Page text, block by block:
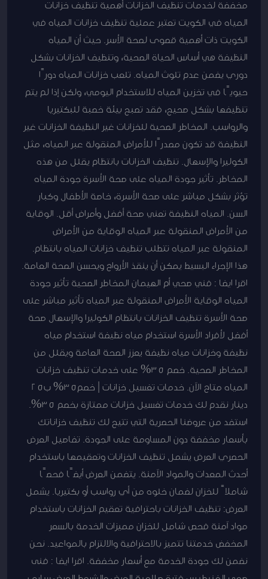
مخفضة لخدمات تنظيف الخزانات أهمية تنظيف خزانات
المياه في الكويت تعتبر عملية تنظيف خزانات المياه في
الكويت ذات أهمية قصوى لصحة الأسر. حيث أن المياه
النظيفة هي أساس الحياة الصحية، وتنظيف الخزانات بشكل
دوري يضمن عدم تلوث المياه. تلعب خزانات المياه دورًا
حيويًا في تخزين المياه للاستخدام اليومي، ولكن إذا لم يتم
تنظيفها بشكل صحيح، فقد تصبح بيئة خصبة للبكتيريا
والرواسب. المخاطر الصحية للخزانات غير النظيفة الخزانات غير
النظيفة قد تكون مصدرًا للأمراض المنقولة عبر المياه، مثل
الكوليرا والإسهال. تنظيف الخزانات بانتظام يقلل من هذه
المخاطر. تأثير جودة المياه على صحة الأسرة جودة المياه
تؤثر بشكل مباشر على صحة الأسرة، خاصة الأطفال وكبار
السن. المياه النظيفة تعني صحة أفضل وأمراض أقل. الوقاية
من الأمراض المنقولة عبر المياه الوقاية من الأمراض
المنقولة عبر المياه تتطلب تنظيف خزانات المياه بانتظام.
هذا الإجراء البسيط يمكن أن ينقذ الأرواح ويحسن الصحة العامة.
اقرا ايضا : فني صحي أم الهيمان المخاطر الصحية تأثير جودة
المياه الوقاية الأمراض المنقولة عبر المياه تأثير مباشر على
صحة الأسرة تنظيف الخزانات بانتظام الكوليرا والإسهال صحة
أفضل لأفراد الأسرة استخدام مياه نظيفة استخدام مياه
نظيفة وخزانات مياه نظيفة يعزز الصحة العامة ويقلل من
المخاطر الصحية. خصم 35% على خدمات تنظيف خزانات
المياه متاح الآن. خدمات تغسيل خزانات | خصم35% ب25
دينار نقدم لك خدمات تغسيل خزانات ممتازة بخصم 35%.
استفد من عروضنا الحصرية التي تتيح لك تنظيف خزاناتك
بأسعار مخفضة دون المساومة على الجودة. تفاصيل العرض
الحصري العرض يشمل تنظيف الخزانات وتعقيمها باستخدام
أحدث المعدات والمواد الآمنة. يتضمن العرض أيضًا فحصًا
شاملاً للخزان لضمان خلوه من أي رواسب أو بكتيريا. يشمل
العرض: تنظيف الخزانات باحترافية تعقيم الخزانات باستخدام
مواد آمنة فحص شامل للخزان مميزات الخدمة بالسعر
المخفض خدمتنا تتميز بالاحترافية والالتزام بالمواعيد. نحن
نضمن لك جودة الخدمة مع أسعار مخفضة. اقرا ايضا : فنى